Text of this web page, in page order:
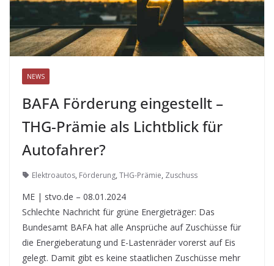
NEWS
BAFA Förderung eingestellt –
THG-Prämie als Lichtblick für
Autofahrer?
Elektroautos, Förderung, THG-Prämie, Zuschuss
ME | stvo.de – 08.01.2024
Schlechte Nachricht für grüne Energieträger: Das
Bundesamt BAFA hat alle Ansprüche auf Zuschüsse für
die Energieberatung und E-Lastenräder vorerst auf Eis
gelegt. Damit gibt es keine staatlichen Zuschüsse mehr